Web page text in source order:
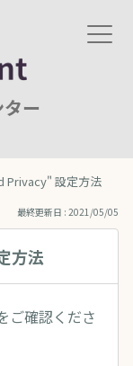
ー
Privacy" 設定方法
最終更新日 : 2021/05/05
方法
ご確認くださ